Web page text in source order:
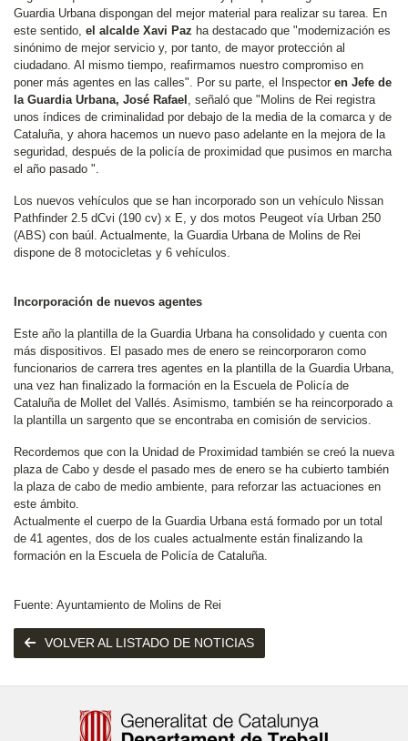
Guardia Urbana dispongan del mejor material para realizar su tarea. En
este sentido, el alcalde Xavi Paz ha destacado que "modernización es
sinónimo de mejor servicio y, por tanto, de mayor protección al
ciudadano. Al mismo tiempo, reafirmamos nuestro compromiso en
poner más agentes en las calles". Por su parte, el Inspector en Jefe de
la Guardia Urbana, José Rafael , señaló que "Molins de Rei registra
unos índices de criminalidad por debajo de la media de la comarca y de
Cataluña, y ahora hacemos un nuevo paso adelante en la mejora de la
seguridad, después de la policía de proximidad que pusimos en marcha
el año pasado ".
Los nuevos vehículos que se han incorporado son un vehículo Nissan
Pathfinder 2.5 dCvi (190 cv) x E, y dos motos Peugeot vía Urban 250
(ABS) con baúl. Actualmente, la Guardia Urbana de Molins de Rei
dispone de 8 motocicletas y 6 vehículos.
Incorporación de nuevos agentes
Este año la plantilla de la Guardia Urbana ha consolidado y cuenta con
más dispositivos. El pasado mes de enero se reincorporaron como
funcionarios de carrera tres agentes en la plantilla de la Guardia Urbana,
una vez han finalizado la formación en la Escuela de Policía de
Cataluña de Mollet del Vallés. Asimismo, también se ha reincorporado a
la plantilla un sargento que se encontraba en comisión de servicios.
Recordemos que con la Unidad de Proximidad también se creó la nueva
plaza de Cabo y desde el pasado mes de enero se ha cubierto también
la plaza de cabo de medio ambiente, para reforzar las actuaciones en
este ámbito.
Actualmente el cuerpo de la Guardia Urbana está formado por un total
de 41 agentes, dos de los cuales actualmente están finalizando la
formación en la Escuela de Policía de Cataluña.
Fuente: Ayuntamiento de Molins de Rei
VOLVER AL LISTADO DE NOTICIAS